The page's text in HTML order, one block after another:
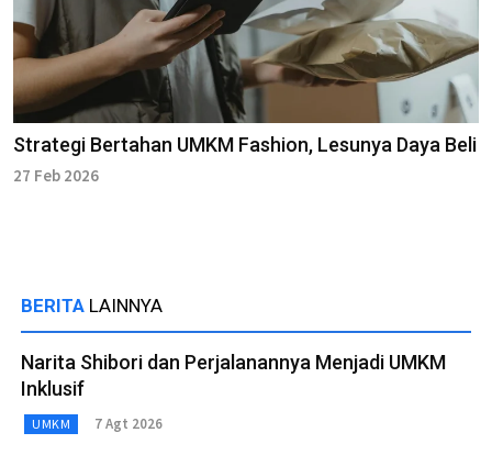
Strategi Bertahan UMKM Fashion, Lesunya Daya Beli
27 Feb 2026
BERITA LAINNYA
Narita Shibori dan Perjalanannya Menjadi UMKM
Inklusif
UMKM 7 Agt 2026